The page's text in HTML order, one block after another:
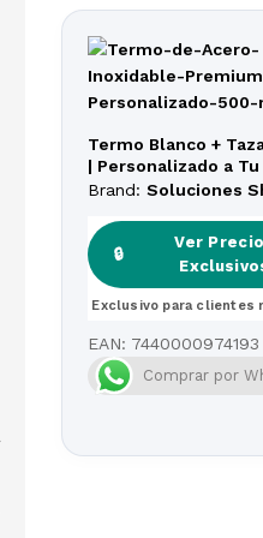
Termo Blanco +
| Personalizado a
Alta Calidad
Brand: Soluciones
🔒
Ver
Exclusivo para clientes
EAN: 7440000974193
🔒
Ver
Exclusivo para clientes
Comprar por